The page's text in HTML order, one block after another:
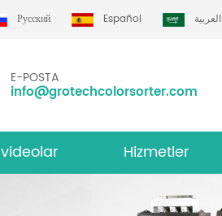
Русский Español العربية
E-POSTA
info@grotechcolorsorter.com
videolar Hizmetler